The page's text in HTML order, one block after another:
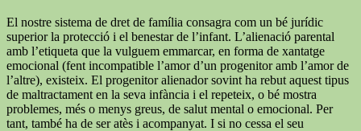
El nostre sistema de dret de família consagra com un bé jurídic
superior la protecció i el benestar de l’infant. L’alienació parental
amb l’etiqueta que la vulguem emmarcar, en forma de xantatge
emocional (fent incompatible l’amor d’un progenitor amb l’amor de
l’altre), existeix. El progenitor alienador sovint ha rebut aquest tipus
de maltractament en la seva infància i el repeteix, o bé mostra
problemes, més o menys greus, de salut mental o emocional. Per
tant, també ha de ser atès i acompanyat. I si no cessa el seu